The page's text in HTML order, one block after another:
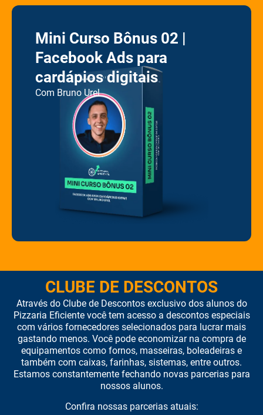
Mini Curso Bônus 02 |
Facebook Ads para
cardápios digitais
Com Bruno Urel
CLUBE DE DESCONTOS
Através do Clube de Descontos exclusivo dos alunos do
Pizzaria Eficiente você tem acesso a descontos especiais
com vários fornecedores selecionados para lucrar mais
gastando menos. Você pode economizar na compra de
equipamentos como fornos, masseiras, boleadeiras e
também com caixas, farinhas, sistemas, entre outros.
Estamos constantemente fechando novas parcerias para
nossos alunos.
Confira nossas parcerias atuais: